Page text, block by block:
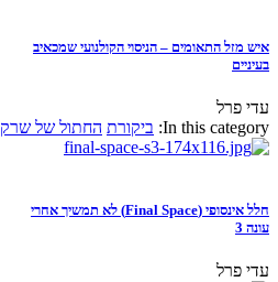
איש מזל התאומים – הניסוי הקולנועי שמכאיב
בעיניים
עדי פרל
In this category: ביקורת החתול של שרק 2: משאלה אחת ודי
חלל אינסופי (Final Space) לא תמשיך אחרי
עונה 3
עדי פרל